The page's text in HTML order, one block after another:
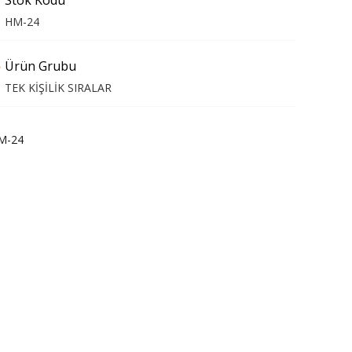
HM-24
Ürün Grubu
TEK KİŞİLİK SIRALAR
24